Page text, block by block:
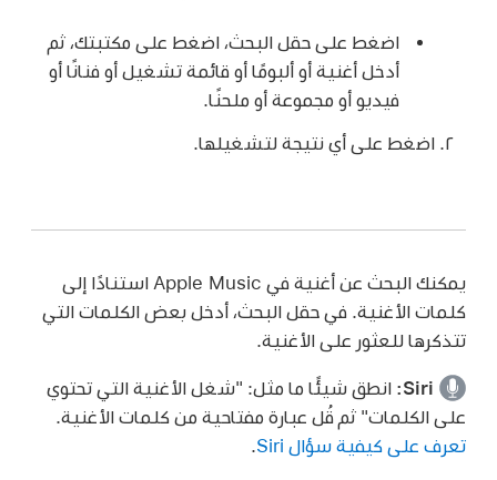
اضغط على حقل البحث، اضغط على مكتبتك، ثم
أدخل أغنية أو ألبومًا أو قائمة تشغيل أو فنانًا أو
فيديو أو مجموعة أو ملحنًا.
اضغط على أي نتيجة لتشغيلها.
يمكنك البحث عن أغنية في Apple Music استنادًا إلى
كلمات الأغنية. في حقل البحث، أدخل بعض الكلمات التي
تتذكرها للعثور على الأغنية.
Siri: انطق شيئًا ما مثل: "شغل الأغنية التي تحتوي
على الكلمات" ثم قُل عبارة مفتاحية من كلمات الأغنية.
تعرف على كيفية سؤال Siri
.